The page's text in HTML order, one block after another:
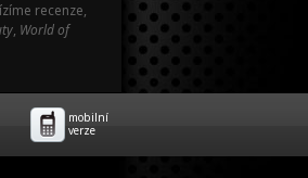
recenze,
, World of
mobilní
verze